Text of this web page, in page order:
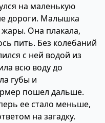
на маленькую
дороги. Малышка
жары. Она плакала,
пить. Без колебаний
с ней водой из
всю воду до
губы и
пошел дальше.
ее стало меньше,
на загадку.